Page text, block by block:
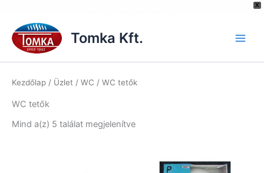
X
content
Tomka Kft.
Kezdőlap / Üzlet / WC / WC tetők
WC tetők
Mind a(z) 5 találat megjelenítve